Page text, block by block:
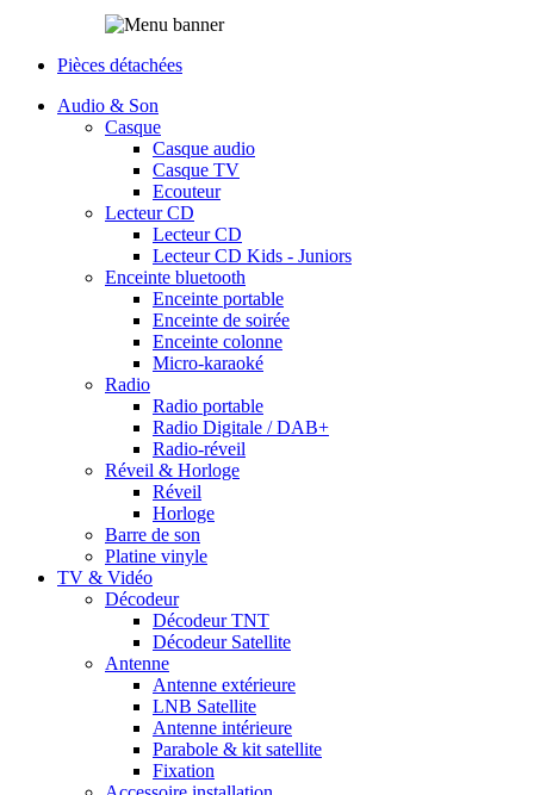
Pièces détachées
Audio & Son
Casque
Casque audio
Casque TV
Ecouteur
Lecteur CD
Lecteur CD
Lecteur CD Kids - Juniors
Enceinte bluetooth
Enceinte portable
Enceinte de soirée
Enceinte colonne
Micro-karaoké
Radio
Radio portable
Radio Digitale / DAB+
Radio-réveil
Réveil & Horloge
Réveil
Horloge
Barre de son
Platine vinyle
TV & Vidéo
Décodeur
Décodeur TNT
Décodeur Satellite
Antenne
Antenne extérieure
LNB Satellite
Antenne intérieure
Parabole & kit satellite
Fixation